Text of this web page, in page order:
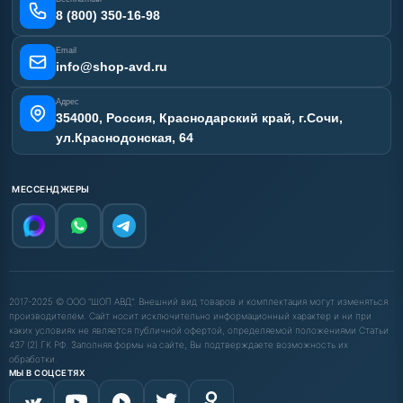
Карта сайта
8 (800) 350-16-98
Email
info@shop-avd.ru
Адрес
354000, Россия, Краснодарский край, г.Сочи,
ул.Краснодонская, 64
МЕССЕНДЖЕРЫ
2017-2025 © ООО "ШОП АВД". Внешний вид товаров и комплектация могут изменяться
производителем. Сайт носит исключительно информационный характер и ни при
каких условиях не является публичной офертой, определяемой положениями Статьи
437 (2) ГК РФ. Заполняя формы на сайте, Вы подтверждаете возможность их
обработки.
МЫ В СОЦСЕТЯХ